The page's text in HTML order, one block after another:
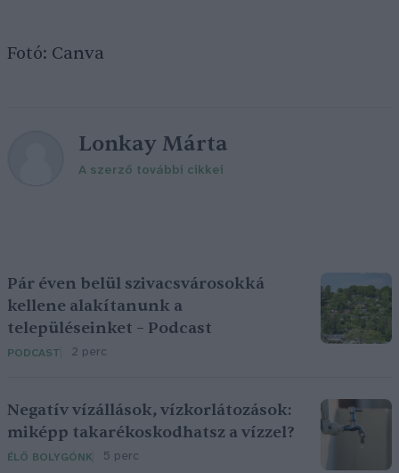
Fotó: Canva
Lonkay Márta
A szerző további cikkei
Pár éven belül szivacsvárosokká
kellene alakítanunk a
településeinket – Podcast
PODCAST 2 perc
Negatív vízállások, vízkorlátozások:
miképp takarékoskodhatsz a vízzel?
ÉLŐ BOLYGÓNK 5 perc